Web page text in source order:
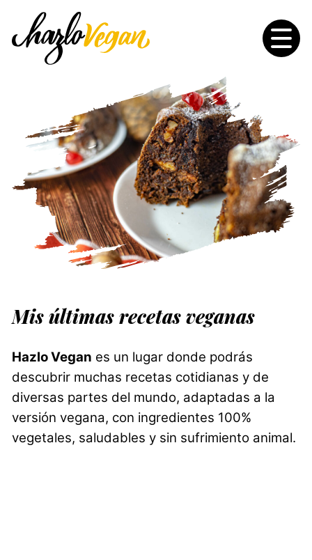
Mis últimas recetas veganas
Hazlo Vegan es un lugar donde podrás
descubrir muchas recetas cotidianas y de
diversas partes del mundo, adaptadas a la
versión vegana, con ingredientes 100%
vegetales, saludables y sin sufrimiento animal.